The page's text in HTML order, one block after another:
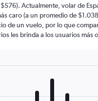
Actualmente, volar de
caro (a un promedio de
de un vuelo, por lo que
les brinda a los usuarios más